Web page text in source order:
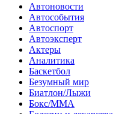
Автоновости
Автособытия
Автоспорт
Автоэксперт
Актеры
Аналитика
Баскетбол
Безумный мир
Биатлон/Лыжи
Бокс/MMA